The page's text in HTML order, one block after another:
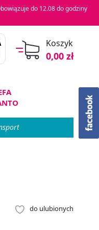
do 12.08 do godziny
Koszyk
0,00 zł
do ulubionych